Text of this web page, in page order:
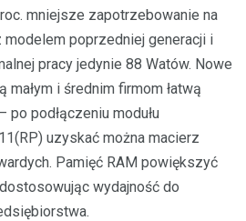
mniejsze zapotrzebowanie na
modelem poprzedniej generacji i
pracy jedynie 88 Watów. Nowe
małym i średnim firmom łatwą
podłączeniu modułu
uzyskać można macierz
Pamięć RAM powiększyć
wydajność do